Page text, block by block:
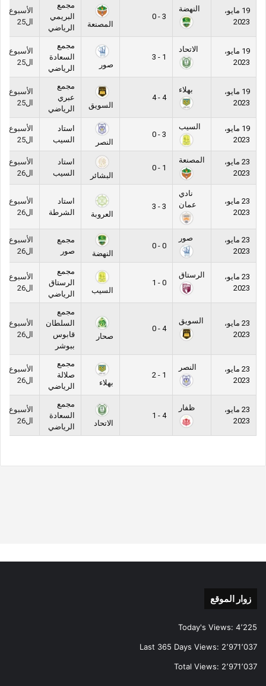
19 مايو،
2023
النهضة
3 - 0
المصنعة
مجمع
البريمي
الرياضي
الأسبوع
ال25
19 مايو،
2023
الاتحاد
1 - 3
صور
مجمع
السعادة
الرياضي
الأسبوع
ال25
19 مايو،
2023
بهلاء
4 - 4
السويق
مجمع
عبري
الرياضي
الأسبوع
ال25
19 مايو،
2023
السيب
3 - 0
النصر
استاد
السيب
الأسبوع
ال25
23 مايو،
2023
المصنعة
1 - 0
البشائر
استاد
السيب
الأسبوع
ال26
23 مايو،
2023
نادي
عمان
3 - 3
العروبة
استاد
الشرطة
الأسبوع
ال26
23 مايو،
2023
صور
0 - 0
النهضة
مجمع
صور
الأسبوع
ال26
23 مايو،
2023
الرستاق
0 - 1
السيب
مجمع
الرستاق
الرياضي
الأسبوع
ال26
23 مايو،
2023
السويق
4 - 0
صحار
مجمع
السلطان
قابوس
ببوشر
الأسبوع
ال26
23 مايو،
2023
النصر
1 - 2
بهلاء
مجمع
صلالة
الرياضي
الأسبوع
ال26
23 مايو،
2023
ظفار
4 - 1
الاتحاد
مجمع
السعادة
الرياضي
الأسبوع
ال26
زوار الموقع
Today's Views: 4٬225
Last 365 Days Views: 2٬971٬037
Total Views: 2٬971٬037